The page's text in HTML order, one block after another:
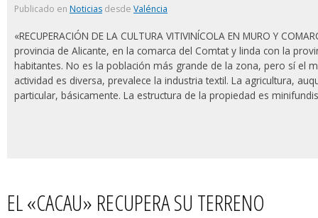
Publicado en Noticias desde Valéncia
«RECUPERACIÓN DE LA CULTURA VITIVINÍCOLA EN MURO Y
provincia de Alicante, en la comarca del Comtat y linda con la
habitantes. No es la población más grande de la zona, pero sí el
actividad es diversa, prevalece la industria textil. La agricultura,
particular, básicamente. La estructura de la propiedad es
EL «CACAU» RECUPERA SU TERRENO